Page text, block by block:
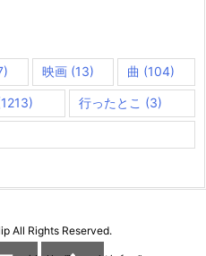
映画(13) 曲 (104)
行ったとこ (3)
All Rights Reserved.